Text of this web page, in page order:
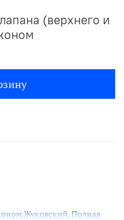
(верхнего и
Жуковский. Полная